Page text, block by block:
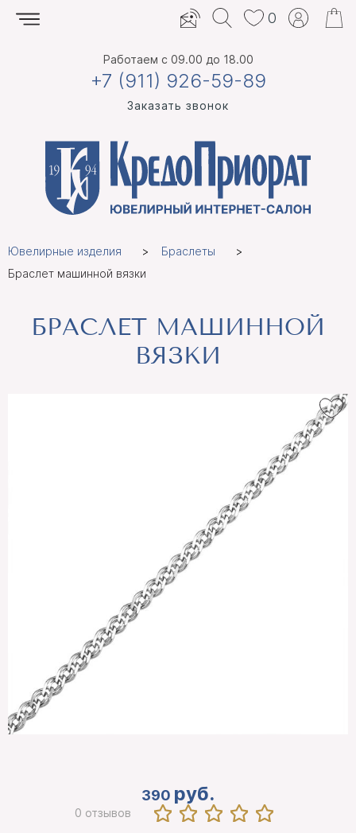
Работаем с 09.00 до 18.00
+7 (911) 926-59-89
Заказать звонок
0
Ювелирные изделия
Браслеты
Браслет машинной вязки
БРАСЛЕТ МАШИННОЙ
ВЯЗКИ
390 руб.
0 отзывов